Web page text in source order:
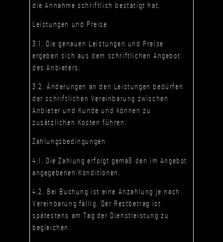
die Annahme schriftlich bestätigt hat.
Leistungen und Preise
3.1. Die genauen Leistungen und Preise
ergeben sich aus dem schriftlichen Angebot
des Anbieters.
3.2. Änderungen an den Leistungen bedürfen
der schriftlichen Vereinbarung zwischen
Anbieter und Kunde und können zu
zusätzlichen Kosten führen.
Zahlungsbedingungen
4.1. Die Zahlung erfolgt gemäß den im Angebot
angegebenen Konditionen.
4.2. Bei Buchung ist eine Anzahlung je nach
Vereinbarung fällig. Der Restbetrag ist
spätestens am Tag der Dienstleistung zu
begleichen.